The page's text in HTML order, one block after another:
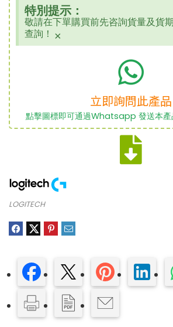
特別提示：
敬請在下單購買前先咨詢貨量及貨
查詢！ ×
立即詢問此產品
點擊圖標即可通過Whatsapp 發送本產
LOGITECH